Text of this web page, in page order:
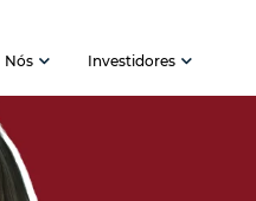
Nós Investidores